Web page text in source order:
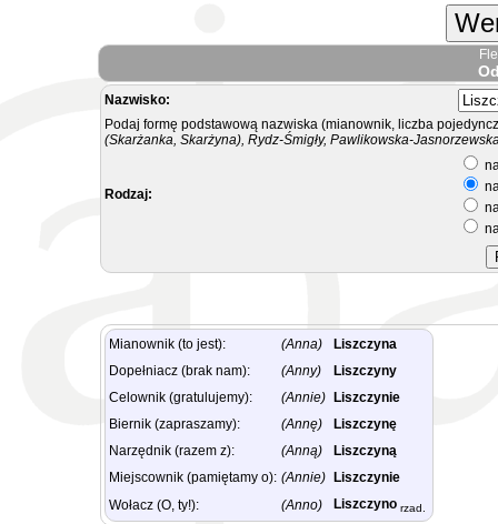
Nazwisko:
Podaj formę podstawową nazwiska (mianownik, liczba
(Skarżanka, Skarżyna), Rydz-Śmigły, Pawlikowska-
Rodzaj:
Mianownik (to jest): (Anna)
Liszczyna
Dopełniacz (brak nam):
(Anny)
Liszczyny
Celownik (gratulujemy):
(Annie)
Liszczynie
Biernik (zapraszamy):
(Annę)
Liszczynę
Narzędnik (razem z):
(Anną)
Liszczyną
Miejscownik (pamiętamy o): (Annie)
Liszczynie
Wołacz (O, ty!):
(Anno) Liszczyno rzad.